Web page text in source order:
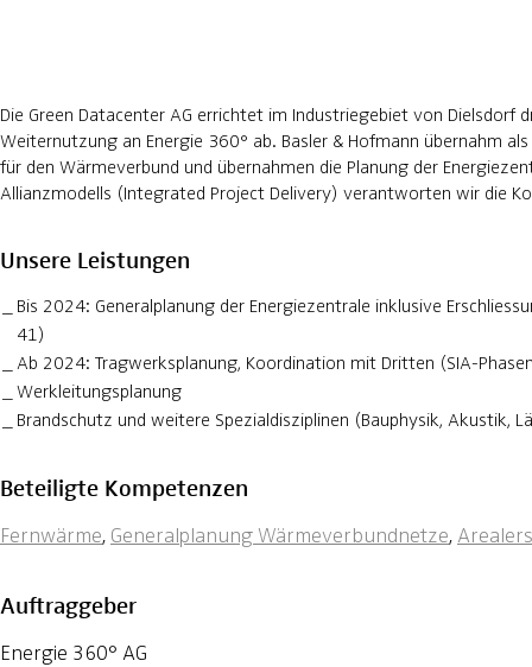
Die Green Datacenter AG errichtet im Industriegebiet von Dielsdorf
Weiternutzung an Energie 360° ab. Basler & Hofmann übernahm
für den Wärmeverbund und übernahmen die Planung der
Allianzmodells (Integrated Project Delivery) verantworten wir die
Unsere Leistungen
Bis 2024: Generalplanung der Energiezentrale inklusive
41)
Ab 2024: Tragwerksplanung, Koordination mit Dritten (SIA-
Werkleitungsplanung
Brandschutz und weitere Spezialdisziplinen (Bauphysik, Akustik,
Beteiligte Kompetenzen
Fernwärme, Generalplanung Wärmeverbundnetze,
Auftraggeber
Energie 360° AG